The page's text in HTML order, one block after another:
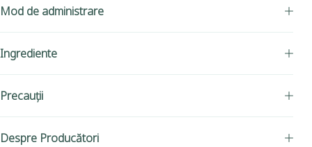
Mod de administrare
Ingrediente
Precauții
Despre Producători